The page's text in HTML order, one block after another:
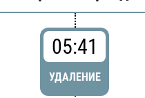
05:41
УДАЛЕНИЕ